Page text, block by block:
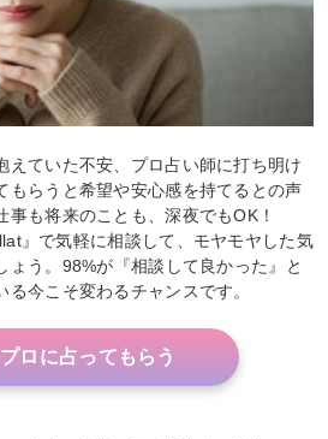
えていた不安、プロ占い師に打ち明け
もらうと希望や安心感を持てるとの声
も将来のことも、深夜でもOK！
』で気軽に相談して、モヤモヤした気
ょう。98%が『相談して良かった』と
今こそ変わるチャンスです。
ロに占ってもらう